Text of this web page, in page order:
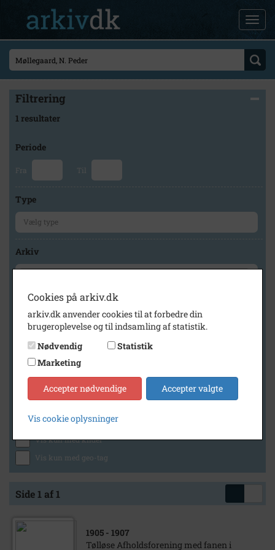
Filtrering
1 resultater
Periode
Fra Til
Type
Arkiv
Geografi
Generelt
Vis kun med billeder
Vis kun med lydklip
Vis kun med kilder
Vis kun med geo-tag
Side 1 af 1
1905 - 1907
Tølløse Afholdsforening med fanen i
Cookies på arkiv.dk
arkiv.dk anvender cookies til at forbedre din
brugeroplevelse og til indsamling af statistik.
Nødvendig
Statistik
Marketing
Accepter nødvendige Accepter valgte
Vis cookie oplysninger